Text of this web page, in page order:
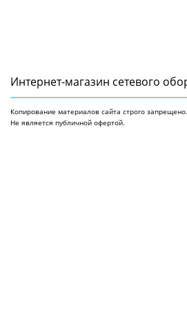
Интернет-магазин сетeвого
Копирование материалов сайта строго запрещено.
Не является публичной офертой.